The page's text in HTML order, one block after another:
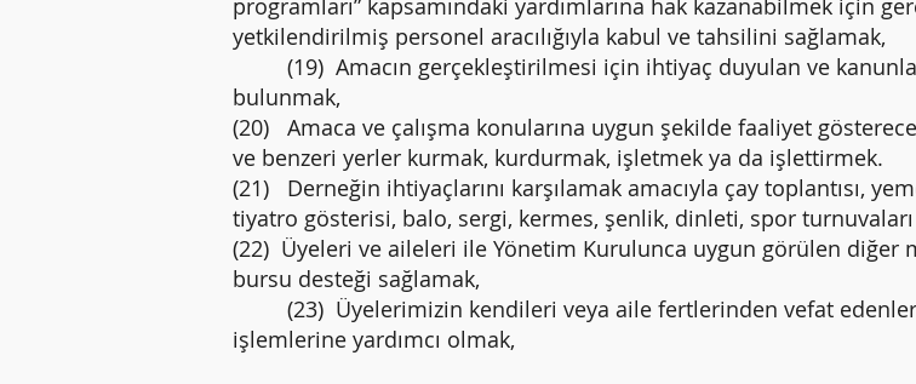
programları” kapsamındaki yardımlarına hak kazanabilmek için
yetkilendirilmiş personel aracılığıyla kabul ve tahsilini sağlamak,
(19) Amacın gerçekleştirilmesi için ihtiyaç duyulan ve
bulunmak,
(20) Amaca ve çalışma konularına uygun şekilde faaliyet
ve benzeri yerler kurmak, kurdurmak, işletmek ya da işlettirmek.
(21) Derneğin ihtiyaçlarını karşılamak amacıyla çay toplantısı,
tiyatro gösterisi, balo, sergi, kermes, şenlik, dinleti, spor
(22) Üyeleri ve aileleri ile Yönetim Kurulunca uygun görülen diğer
bursu desteği sağlamak,
(23) Üyelerimizin kendileri veya aile fertlerinden vefat
işlemlerine yardımcı olmak,